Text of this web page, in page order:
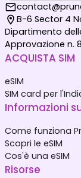
B-6 Sector 4
Dipartimento
Approvazione n.
ACQUISTA SIM
eSIM
SIM card per
Informazioni
Come funziona
Scopri le eSIM
Cos'è una eSIM
Risorse